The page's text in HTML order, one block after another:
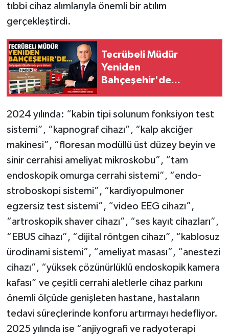
tıbbi cihaz alımlarıyla önemli bir atılım
gerçekleştirdi.
Tecrübeli Müdür
Yeniden
Bahçeşehir'de...
2024 yılında: “kabin tipi solunum fonksiyon test
sistemi”, “kapnograf cihazı”, “kalp akciğer
makinesi”, “floresan modüllü üst düzey beyin ve
sinir cerrahisi ameliyat mikroskobu”, “tam
endoskopik omurga cerrahi sistemi”, “endo-
stroboskopi sistemi”, “kardiyopulmoner
egzersiz test sistemi”, “video EEG cihazı”,
“artroskopik shaver cihazı”, “ses kayıt cihazları”,
“EBUS cihazı”, “dijital röntgen cihazı”, “kablosuz
ürodinami sistemi”, “ameliyat masası”, “anestezi
cihazı”, “yüksek çözünürlüklü endoskopik kamera
kafası” ve çeşitli cerrahi aletlerle cihaz parkını
önemli ölçüde genişleten hastane, hastaların
tedavi süreçlerinde konforu artırmayı hedefliyor.
2025 yılında ise “anjiyografi ve radyoterapi
Teknoloji
Yerel
İletişim
Künye